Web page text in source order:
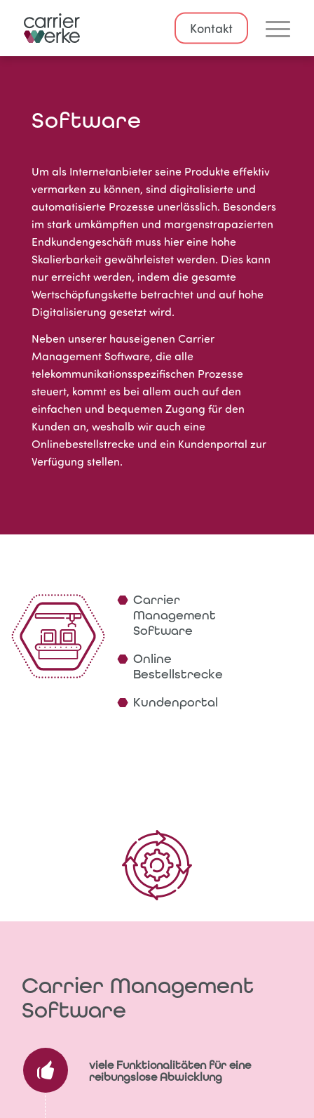
Kontakt
Software
Um als Internetanbieter seine Produkte effektiv
vermarken zu können, sind digitalisierte und
automatisierte Prozesse unerlässlich. Besonders
im stark umkämpften und margenstrapazierten
Endkundengeschäft muss hier eine hohe
Skalierbarkeit gewährleistet werden. Dies kann
nur erreicht werden, indem die gesamte
Wertschöpfungskette betrachtet und auf hohe
Digitalisierung gesetzt wird.
Neben unserer hauseigenen Carrier
Management Software, die alle
telekommunikationsspezifischen Prozesse
steuert, kommt es bei allem auch auf den
einfachen und bequemen Zugang für den
Kunden an, weshalb wir auch eine
Onlinebestellstrecke und ein Kundenportal zur
Verfügung stellen.
Carrier
Management
Software
Online
Bestellstrecke
Kundenportal
Carrier Management
Software
viele Funktionalitäten für eine
reibungslose Abwicklung